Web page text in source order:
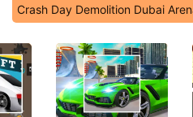
Crash Day Demolition Dubai